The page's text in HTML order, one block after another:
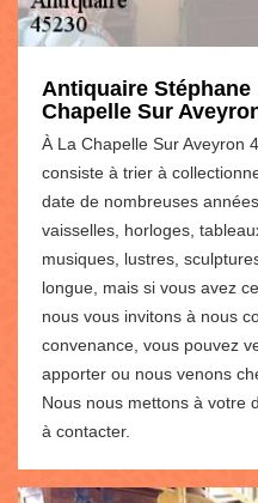
Antiquaire
Chapelle Sur
À La Chapelle Sur Aveyron
consiste à trier à
date de nombreuses
vaisselles, horloges,
musiques, lustres,
longue, mais si vous avez
nous vous invitons à nous
convenance, vous pouvez
apporter ou nous venons
Nous nous mettons à votre
à contacter.